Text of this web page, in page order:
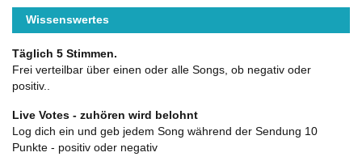
Wissenswertes
Täglich 5 Stimmen.
Frei verteilbar über einen oder alle Songs, ob negativ oder
positiv..
Live Votes - zuhören wird belohnt
Log dich ein und geb jedem Song während der Sendung 10
Punkte - positiv oder negativ